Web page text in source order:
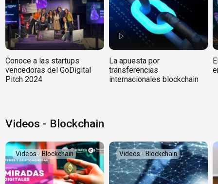
Conoce a las startups
vencedoras del GoDigital
Pitch 2024
La apuesta por
transferencias
internacionales blockchain
Videos - Blockchain
Videos - Blockchain Videos - Blockchain